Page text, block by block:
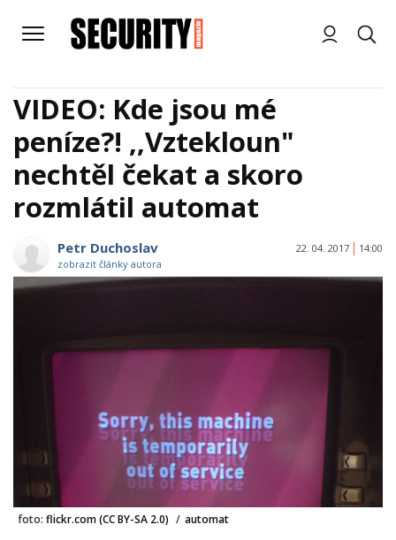
VIDEO: Kde jsou mé
peníze?! ,,Vztekloun"
nechtěl čekat a skoro
rozmlátil automat
Petr Duchoslav
zobrazit články autora
22. 04. 2017 14:00
foto: flickr.com (CC BY-SA 2.0) / automat